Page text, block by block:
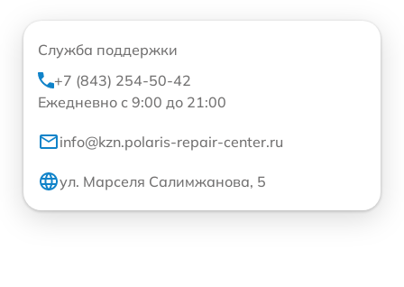
Служба поддержки
+7 (843) 254-50-42
Ежедневно с 9:00 до 21:00
info@kzn.polaris-repair-center.ru
ул. Марселя Салимжанова, 5